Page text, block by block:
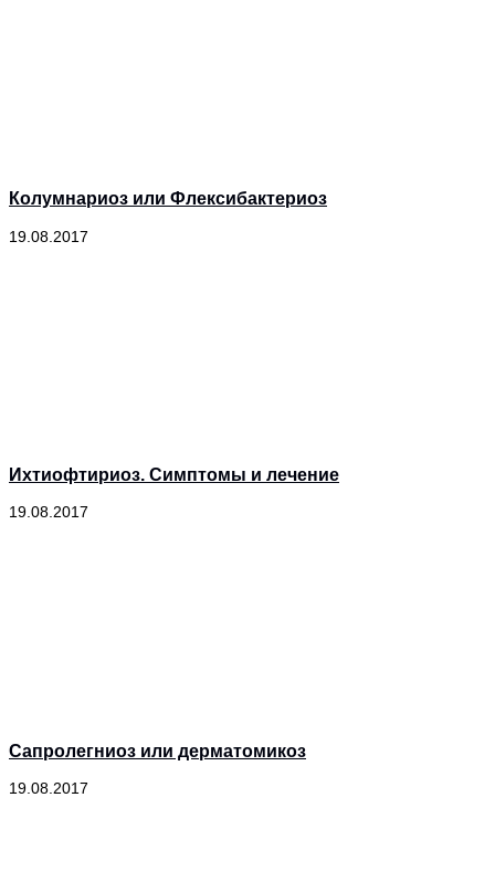
Колумнариоз или Флексибактериоз
19.08.2017
Ихтиофтириоз. Симптомы и лечение
19.08.2017
Сапролегниоз или дерматомикоз
19.08.2017